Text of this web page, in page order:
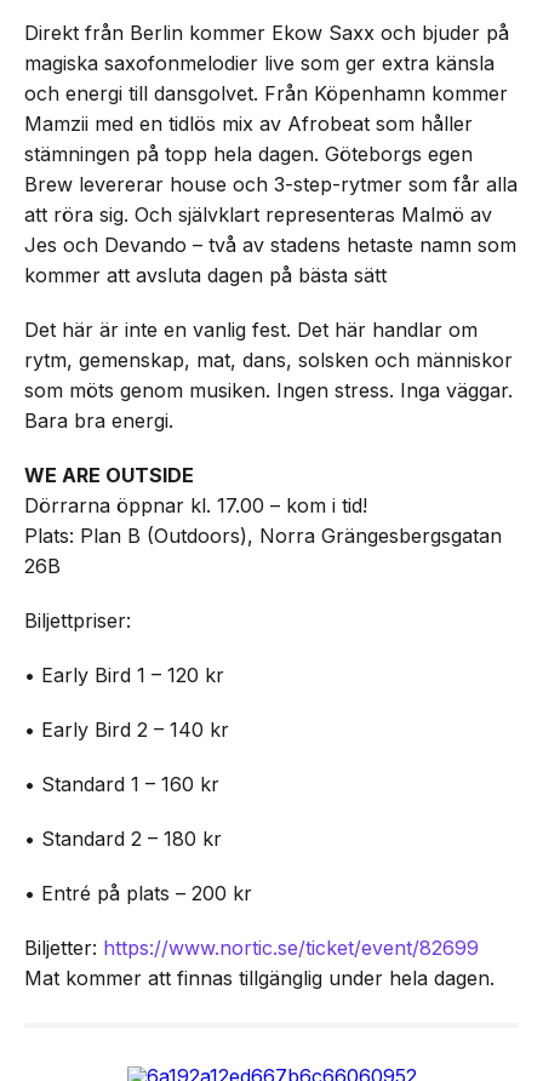
Direkt från Berlin kommer Ekow Saxx och bjuder på
magiska saxofonmelodier live som ger extra känsla
och energi till dansgolvet. Från Köpenhamn kommer
Mamzii med en tidlös mix av Afrobeat som håller
stämningen på topp hela dagen. Göteborgs egen
Brew levererar house och 3-step-rytmer som får alla
att röra sig. Och självklart representeras Malmö av
Jes och Devando – två av stadens hetaste namn som
kommer att avsluta dagen på bästa sätt
Det här är inte en vanlig fest. Det här handlar om
rytm, gemenskap, mat, dans, solsken och människor
som möts genom musiken. Ingen stress. Inga väggar.
Bara bra energi.
WE ARE OUTSIDE
Dörrarna öppnar kl. 17.00 – kom i tid!
Plats: Plan B (Outdoors), Norra Grängesbergsgatan
26B
Biljettpriser:
• Early Bird 1 – 120 kr
• Early Bird 2 – 140 kr
• Standard 1 – 160 kr
• Standard 2 – 180 kr
• Entré på plats – 200 kr
Biljetter: https://www.nortic.se/ticket/event/82699
Mat kommer att finnas tillgänglig under hela dagen.